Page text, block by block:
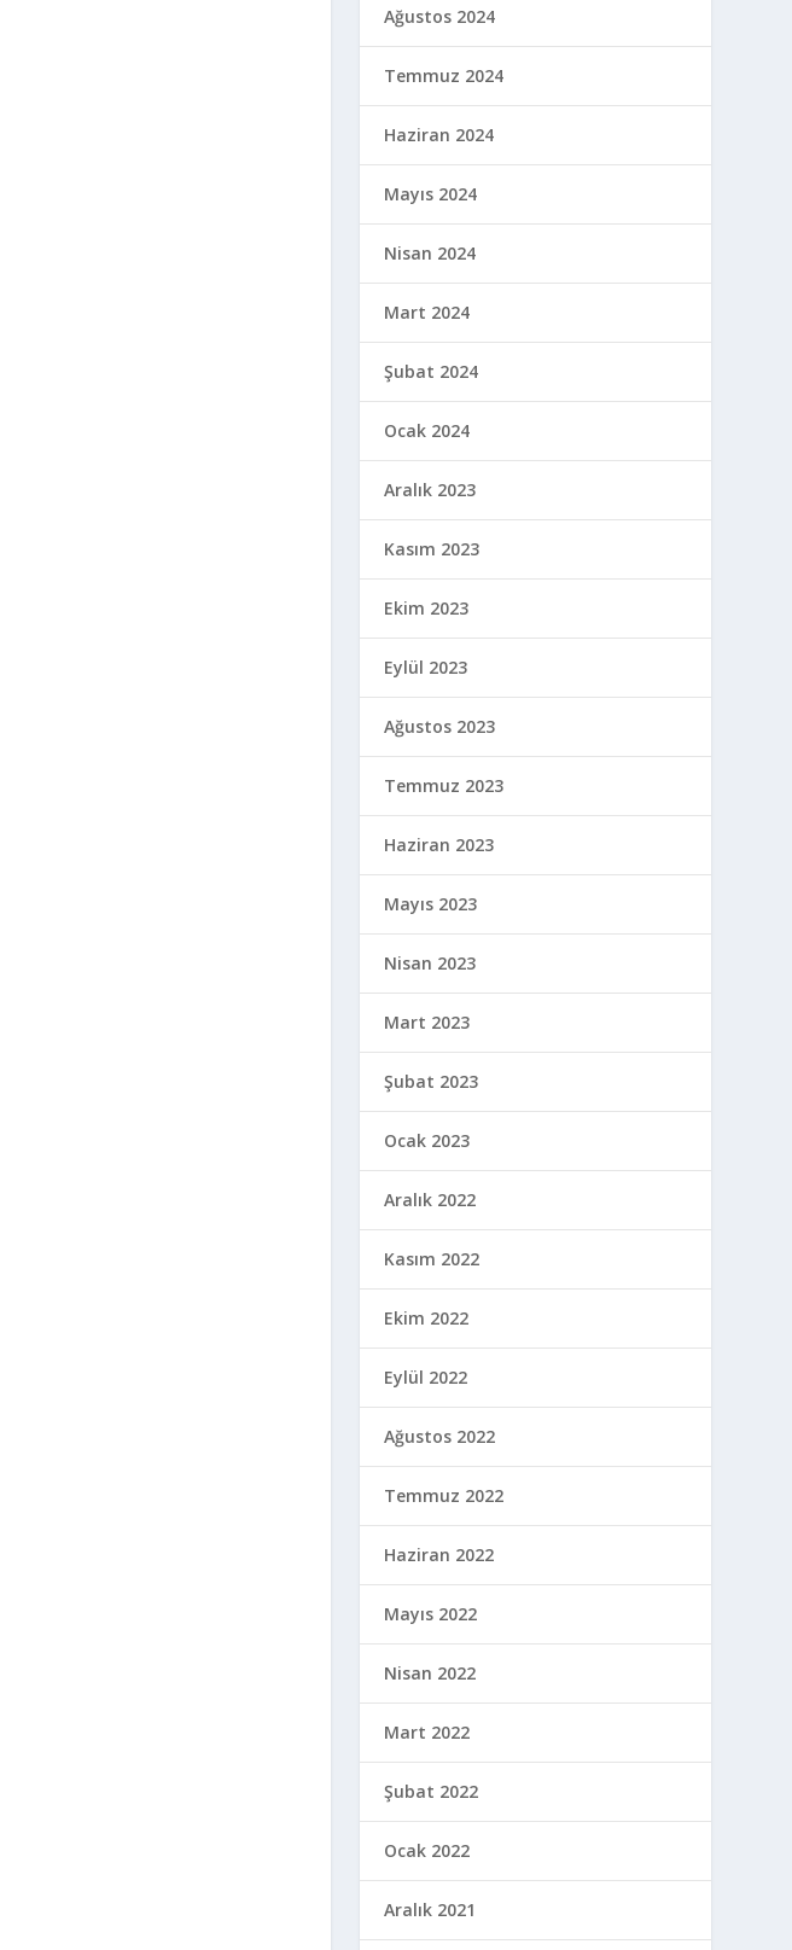
Ağustos 2024
Temmuz 2024
Haziran 2024
Mayıs 2024
Nisan 2024
Mart 2024
Şubat 2024
Ocak 2024
Aralık 2023
Kasım 2023
Ekim 2023
Eylül 2023
Ağustos 2023
Temmuz 2023
Haziran 2023
Mayıs 2023
Nisan 2023
Mart 2023
Şubat 2023
Ocak 2023
Aralık 2022
Kasım 2022
Ekim 2022
Eylül 2022
Ağustos 2022
Temmuz 2022
Haziran 2022
Mayıs 2022
Nisan 2022
Mart 2022
Şubat 2022
Ocak 2022
Aralık 2021